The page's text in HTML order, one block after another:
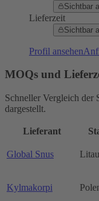
Sichtbar
Lieferzeit
Sichtbar
Profil ansehen
MOQs und
Schneller Vergleich der
dargestellt.
Lieferant
Global Snus
Kylmakorpi